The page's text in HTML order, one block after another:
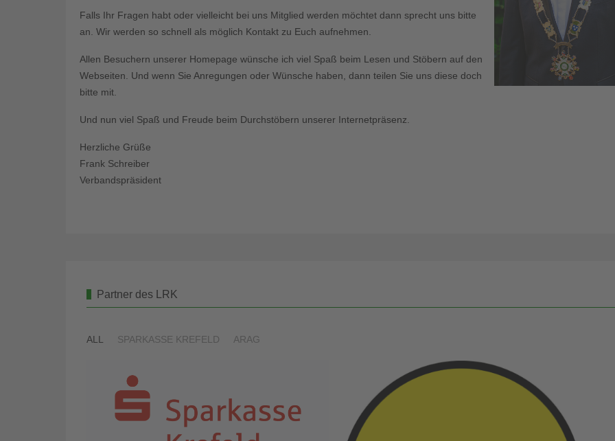
Falls Ihr Fragen habt oder vielleicht bei uns Mitglied werden möchtet dann sprecht uns bitte
an. Wir werden so schnell als möglich Kontakt zu Euch aufnehmen.
Allen Besuchern unserer Homepage wünsche ich viel Spaß beim Lesen und Stöbern auf den
Webseiten. Und wenn Sie Anregungen oder Wünsche haben, dann teilen Sie uns diese doch
bitte mit.
Und nun viel Spaß und Freude beim Durchstöbern unserer Internetpräsenz.
Herzliche Grüße
Frank Schreiber
Verbandspräsident
Partner des LRK
ALL SPARKASSE KREFELD ARAG